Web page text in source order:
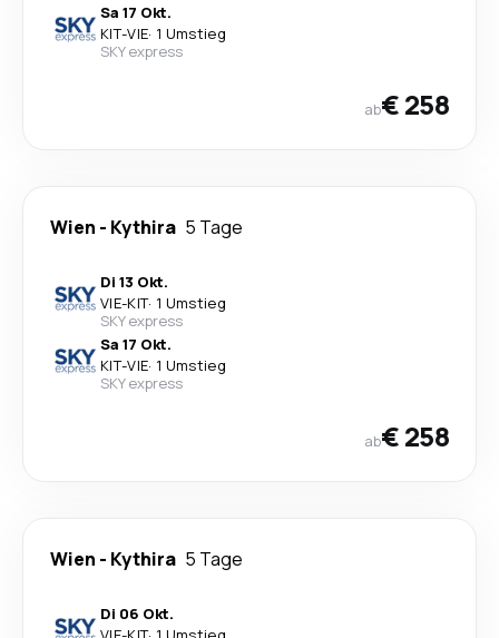
Sa 17 Okt.
KIT-VIE· 1 Umstieg
SKY express
ab€ 258
Wien - Kythira 5 Tage
Di 13 Okt.
VIE-KIT· 1 Umstieg
SKY express
Sa 17 Okt.
KIT-VIE· 1 Umstieg
SKY express
ab€ 258
Wien - Kythira 5 Tage
Di 06 Okt.